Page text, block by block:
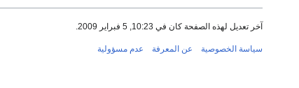
آخر تعديل لهذه الصفحة كان في 10:23, 5 فبراير 2009.
سياسة الخصوصية عن المعرفة عدم مسؤولية